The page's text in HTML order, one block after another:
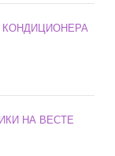
НА ВЕСТЕ